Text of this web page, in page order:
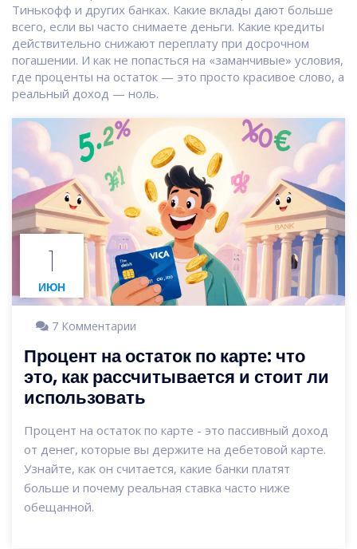
Тинькофф и других банках. Какие вклады дают больше
всего, если вы часто снимаете деньги. Какие кредиты
действительно снижают переплату при досрочном
погашении. И как не попасться на «заманчивые» условия,
где проценты на остаток — это просто красивое слово, а
реальный доход — ноль.
1
ИЮН
7 Комментарии
Процент на остаток по карте: что
это, как рассчитывается и стоит ли
использовать
Процент на остаток по карте - это пассивный доход
от денег, которые вы держите на дебетовой карте.
Узнайте, как он считается, какие банки платят
больше и почему реальная ставка часто ниже
обещанной.